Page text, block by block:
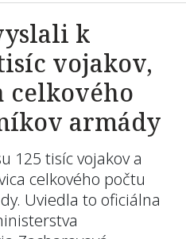
k
vojakov,
celkového
armády
125 tisíc vojakov a
celkového počtu
Uviedla to oficiálna